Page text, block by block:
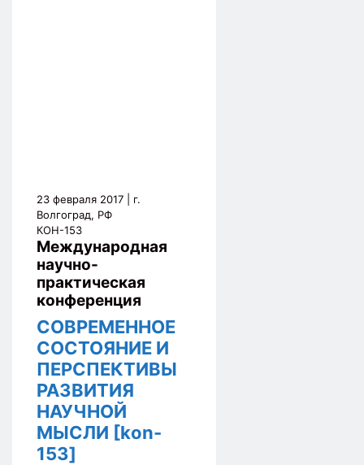
23 февраля 2017 | г.
Волгоград, РФ
КОН-153
Международная
научно-
практическая
конференция
СОВРЕМЕННОЕ
СОСТОЯНИЕ И
ПЕРСПЕКТИВЫ
РАЗВИТИЯ
НАУЧНОЙ
МЫСЛИ [kon-
153]